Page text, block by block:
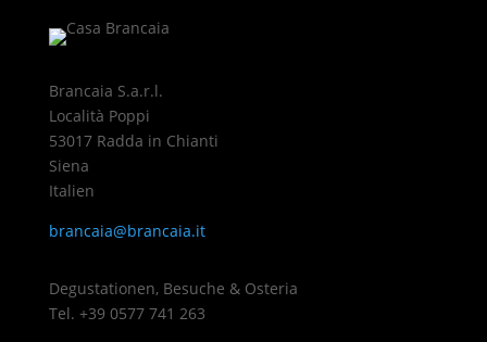
Brancaia S.a.r.l.
Località Poppi
53017 Radda in Chianti
Siena
Italien
brancaia@brancaia.it
Degustationen, Besuche & Osteria
Tel. +39 0577 741 263